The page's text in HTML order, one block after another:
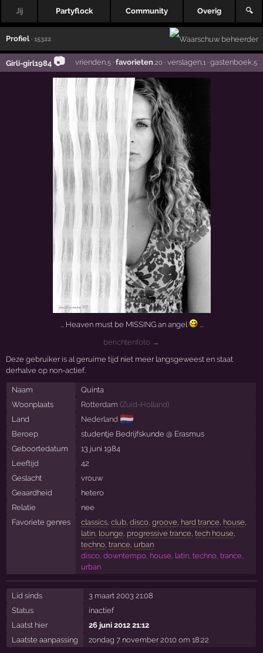
Jij Partyflock Community Overig 🔍
Profiel · 15322
Girli-girl1984 📷 vrienden,5· favorieten ,20 · verslagen,1· gastenboek ,5
... Heaven must be MISSING an angel
...
berichtenfoto →
Deze gebruiker is al geruime tijd niet meer langsgeweest en staat
derhalve op non-actief.
Naam
Quinta
Woonplaats
Rotterdam (Zuid-Holland)
Land
Nederland 🇳🇱
Beroep
studentje Bedrijfskunde @ Erasmus
Geboortedatum
13 juni 1984
Leeftijd
42
Geslacht
vrouw
Geaardheid
hetero
Relatie
nee
Favoriete genres
classics, club, disco, groove, hard trance, house,
latin, lounge, progressive trance, tech house,
techno, trance, urban
disco, downtempo, house, latin, techno, trance,
urban
Lid sinds
3 maart 2003 21:08
Status
inactief
Laatst hier
26 juni 2012 21:12
Laatste aanpassing
zondag 7 november 2010 om 18:22